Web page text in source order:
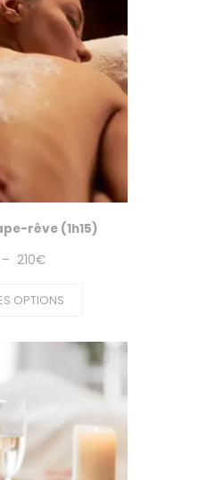
170€
rêve (1h15)
– 210€Plage
OPTIONS